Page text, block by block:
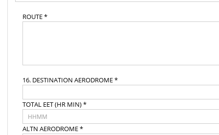
ROUTE *
16. DESTINATION AERODROME *
TOTAL EET (HR MIN) *
ALTN AERODROME *